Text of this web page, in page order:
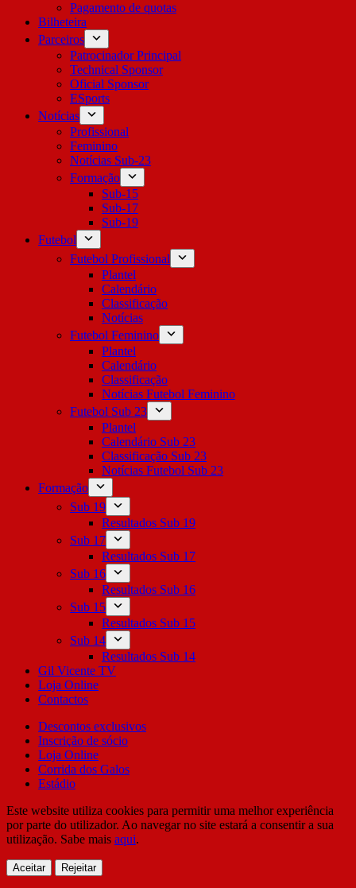
Pagamento de quotas
Bilheteira
Parceiros
Patrocinador Principal
Technical Sponsor
Oficial Sponsor
ESports
Notícias
Profissional
Feminino
Notícias Sub-23
Formação
Sub-15
Sub-17
Sub-19
Futebol
Futebol Profissional
Plantel
Calendário
Classificação
Notícias
Futebol Feminino
Plantel
Calendário
Classificação
Notícias Futebol Feminino
Futebol Sub 23
Plantel
Calendário Sub 23
Classificação Sub 23
Notícias Futebol Sub 23
Formação
Sub 19
Resultados Sub 19
Sub 17
Resultados Sub 17
Sub 16
Resultados Sub 16
Sub 15
Resultados Sub 15
Sub 14
Resultados Sub 14
Gil Vicente TV
Loja Online
Contactos
Descontos exclusivos
Inscrição de sócio
Loja Online
Corrida dos Galos
Estádio
Este website utiliza cookies para permitir uma melhor experiência
por parte do utilizador. Ao navegar no site estará a consentir a sua
utilização. Sabe mais aqui.
Aceitar Rejeitar